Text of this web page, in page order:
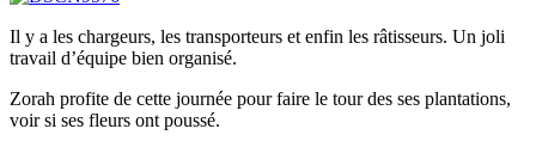
Il y a les chargeurs, les transporteurs et enfin les râtisseurs. Un joli
travail d’équipe bien organisé.
Zorah profite de cette journée pour faire le tour des ses plantations,
voir si ses fleurs ont poussé.